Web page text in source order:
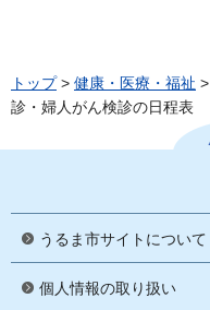
トップ> 健康・医療・福祉 >
診・婦人がん検診の日程表
うるま市サイトについて
個人情報の取り扱い